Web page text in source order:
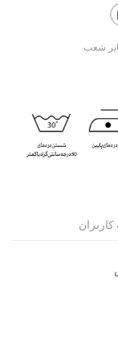
اسپرت
سبک تا متوسط
شعب